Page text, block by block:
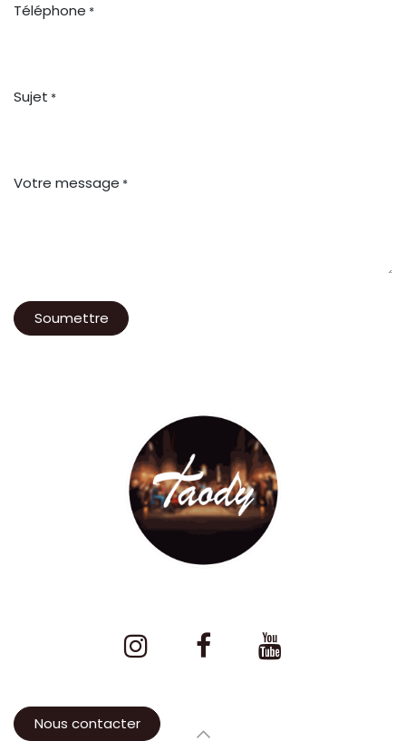
Téléphone *
Sujet *
Votre message *
Soumettre
Nous contacter